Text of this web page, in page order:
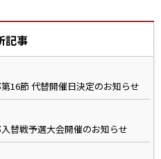
記事
16節 代替開催日決定のお知らせ
替戦予選大会開催のお知らせ